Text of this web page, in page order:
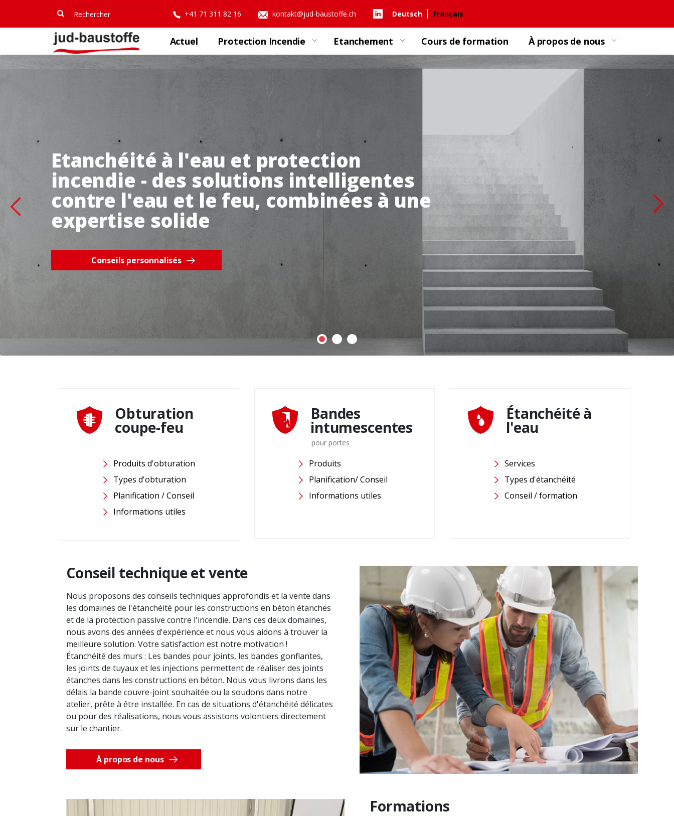
contenu
Rechercher
Rechercher +41 71 311 82 16 kontakt@jud-baustoffe.ch Deutsch Français
Actuel Protection Incendie Etanchement Cours de formation À propos de nous
Etanchéité à l'eau et protection
incendie - des solutions intelligentes
contre l'eau et le feu, combinées à une
expertise solide
Conseils personnalisés
Obturation
coupe-feu
Produits d'obturation
Types d'obturation
Planification / Conseil
Informations utiles
Bandes
intumescentes
pour portes
Produits
Planification/ Conseil
Informations utiles
Étanchéité à
l'eau
Services
Types d'étanchéité
Conseil / formation
Conseil technique et vente
Nous proposons des conseils techniques approfondis et la vente dans
les domaines de l'étanchéité pour les constructions en béton étanches
et de la protection passive contre l'incendie. Dans ces deux domaines,
nous avons des années d'expérience et nous vous aidons à trouver la
meilleure solution. Votre satisfaction est notre motivation !
Étanchéité des murs : Les bandes pour joints, les bandes gonflantes,
les joints de tuyaux et les injections permettent de réaliser des joints
étanches dans les constructions en béton. Nous vous livrons dans les
délais la bande couvre-joint souhaitée ou la soudons dans notre
atelier, prête à être installée. En cas de situations d'étanchéité délicates
ou pour des réalisations, nous vous assistons volontiers directement
sur le chantier.
À propos de nous
Formations